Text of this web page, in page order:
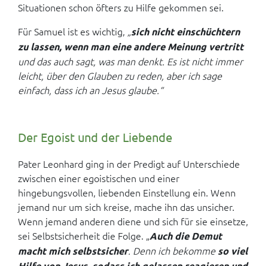
Situationen schon öfters zu Hilfe gekommen sei.
Für Samuel ist es wichtig, „sich nicht einschüchtern
zu lassen, wenn man eine andere Meinung vertritt
und das auch sagt, was man denkt. Es ist nicht immer
leicht, über den Glauben zu reden, aber ich sage
einfach, dass ich an Jesus glaube.“
Der Egoist und der Liebende
Pater Leonhard ging in der Predigt auf Unterschiede
zwischen einer egoistischen und einer
hingebungsvollen, liebenden Einstellung ein. Wenn
jemand nur um sich kreise, mache ihn das unsicher.
Wenn jemand anderen diene und sich für sie einsetze,
sei Selbstsicherheit die Folge. „Auch die Demut
macht mich selbstsicher. Denn ich bekommeso viel